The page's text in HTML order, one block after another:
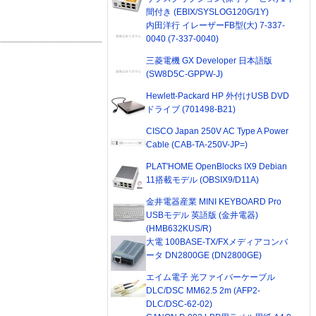
間付き (EBIX/SYSLOG120G/1Y)
内田洋行 イレーザーFB型(大) 7-337-
0040 (7-337-0040)
三菱電機 GX Developer 日本語版
(SW8D5C-GPPW-J)
Hewlett-Packard HP 外付けUSB DVD
ドライブ (701498-B21)
CISCO Japan 250V AC Type A Power
Cable (CAB-TA-250V-JP=)
PLAT'HOME OpenBlocks IX9 Debian
11搭載モデル (OBSIX9/D11A)
金井電器産業 MINI KEYBOARD Pro
USBモデル 英語版 (金井電器)
(HMB632KUS/R)
大電 100BASE-TX/FXメディアコンバ
ータ DN2800GE (DN2800GE)
エイム電子 光ファイバーケーブル
DLC/DSC MM62.5 2m (AFP2-
DLC/DSC-62-02)